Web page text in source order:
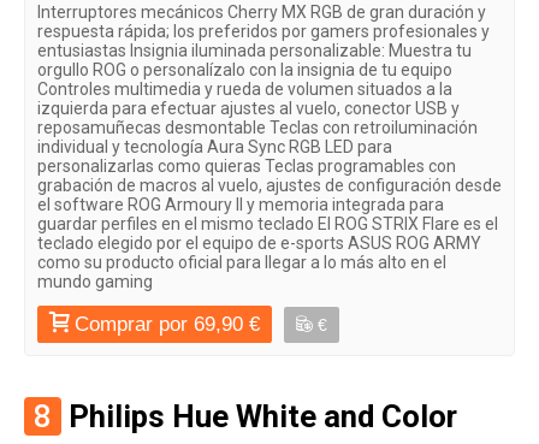
Interruptores mecánicos Cherry MX RGB de gran duración y
respuesta rápida; los preferidos por gamers profesionales y
entusiastas Insignia iluminada personalizable: Muestra tu
orgullo ROG o personalízalo con la insignia de tu equipo
Controles multimedia y rueda de volumen situados a la
izquierda para efectuar ajustes al vuelo, conector USB y
reposamuñecas desmontable Teclas con retroiluminación
individual y tecnología Aura Sync RGB LED para
personalizarlas como quieras Teclas programables con
grabación de macros al vuelo, ajustes de configuración desde
el software ROG Armoury II y memoria integrada para
guardar perfiles en el mismo teclado El ROG STRIX Flare es el
teclado elegido por el equipo de e-sports ASUS ROG ARMY
como su producto oficial para llegar a lo más alto en el
mundo gaming
Comprar por 69,90 € €
8 Philips Hue White and Color